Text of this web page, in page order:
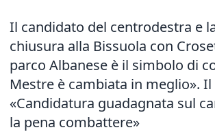
Il candidato del centrodestra e
chiusura alla Bissuola con
parco Albanese è il simbolo di
Mestre è cambiata in meglio».
«Candidatura guadagnata sul
la pena combattere»